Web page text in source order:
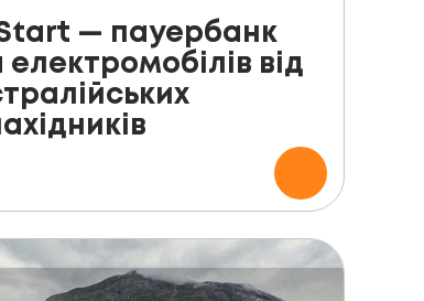
— пауербанк
електромобілів від